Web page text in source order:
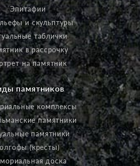
Эпитафии
и скульптуры
таблички
в рассрочку
на памятник
памятников
комплексы
памятники
памятники
(кресты)
доска